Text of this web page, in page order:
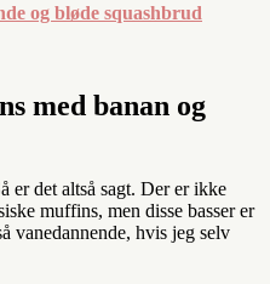
og bløde squashbrud
med banan og
er det altså sagt. Der er ikke
muffins, men disse basser er
vanedannende, hvis jeg selv